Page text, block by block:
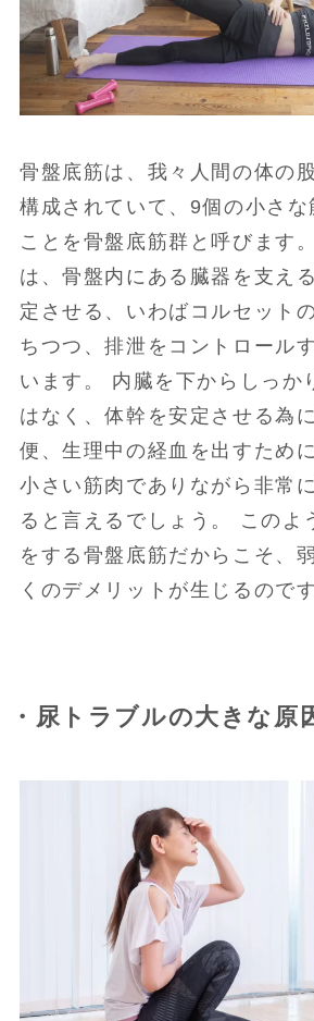
骨盤底筋は、我々人間の体の
構成されていて、9個の小さ
ことを骨盤底筋群と呼びます
は、骨盤内にある臓器を支え
定させる、いわばコルセット
ちつつ、排泄をコントロール
います。 内臓を下からしっか
はなく、体幹を安定させる為
便、生理中の経血を出すため
小さい筋肉でありながら非常
ると言えるでしょう。 このよ
をする骨盤底筋だからこそ、
くのデメリットが生じるのです
・尿トラブルの大きな原